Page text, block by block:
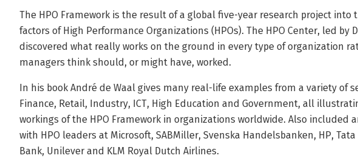
The HPO Framework is the result of a global five-year research project into
factors of High Performance Organizations (HPOs). The HPO Center, led by
discovered what really works on the ground in every type of organization
managers think should, or might have, worked.
In his book André de Waal gives many real-life examples from a variety of
Finance, Retail, Industry, ICT, High Education and Government, all
workings of the HPO Framework in organizations worldwide. Also included
with HPO leaders at Microsoft, SABMiller, Svenska Handelsbanken, HP,
Bank, Unilever and KLM Royal Dutch Airlines.